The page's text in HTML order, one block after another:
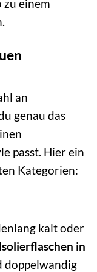
zu einem
an
genau das
passt. Hier ein
Kategorien:
kalt oder
in
doppelwandig